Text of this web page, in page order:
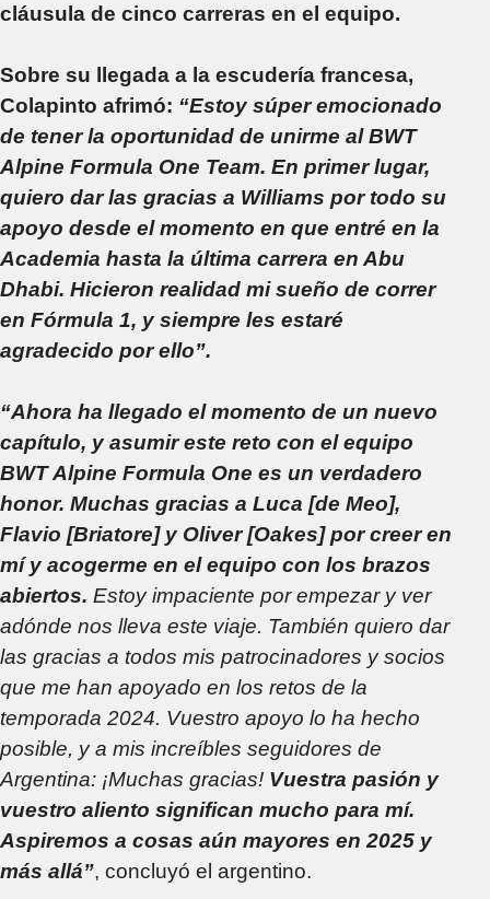
cláusula de cinco carreras en el equipo.
Sobre su llegada a la escudería francesa,
Colapinto afrimó: “Estoy súper emocionado
de tener la oportunidad de unirme al BWT
Alpine Formula One Team. En primer lugar,
quiero dar las gracias a Williams por todo su
apoyo desde el momento en que entré en la
Academia hasta la última carrera en Abu
Dhabi. Hicieron realidad mi sueño de correr
en Fórmula 1, y siempre les estaré
agradecido por ello”.
“Ahora ha llegado el momento de un nuevo
capítulo, y asumir este reto con el equipo
BWT Alpine Formula One es un verdadero
honor. Muchas gracias a Luca [de Meo],
Flavio [Briatore] y Oliver [Oakes] por creer en
mí y acogerme en el equipo con los brazos
abiertos. Estoy impaciente por empezar y ver
adónde nos lleva este viaje. También quiero dar
las gracias a todos mis patrocinadores y socios
que me han apoyado en los retos de la
temporada 2024. Vuestro apoyo lo ha hecho
posible, y a mis increíbles seguidores de
Argentina: ¡Muchas gracias! Vuestra pasión y
vuestro aliento significan mucho para mí.
Aspiremos a cosas aún mayores en 2025 y
más allá”, concluyó el argentino.